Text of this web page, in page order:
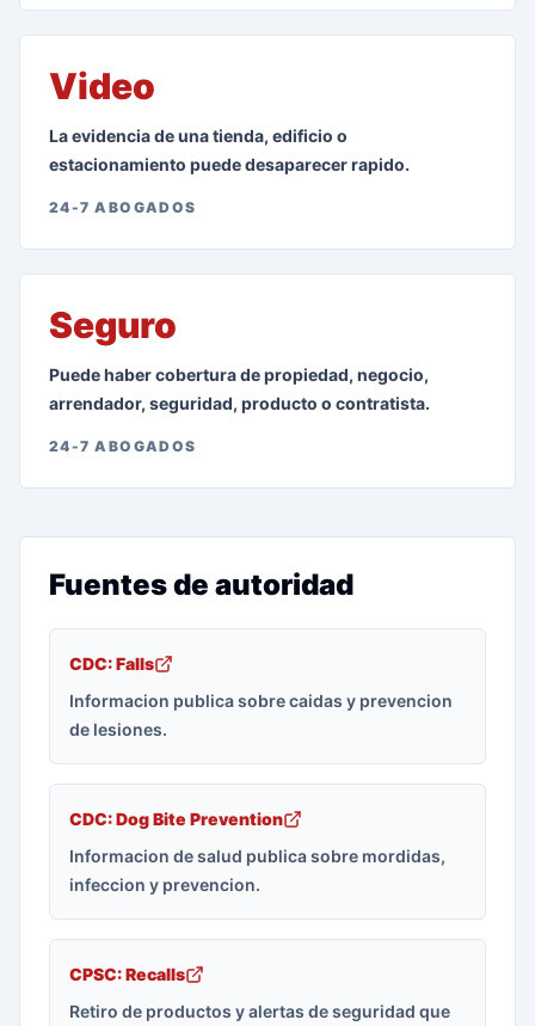
Video
La evidencia de una tienda, edificio o
estacionamiento puede desaparecer rapido.
24-7 ABOGADOS
Seguro
Puede haber cobertura de propiedad, negocio,
arrendador, seguridad, producto o contratista.
24-7 ABOGADOS
Fuentes de autoridad
CDC: Falls
Informacion publica sobre caidas y prevencion
de lesiones.
CDC: Dog Bite Prevention
Informacion de salud publica sobre mordidas,
infeccion y prevencion.
CPSC: Recalls
Retiro de productos y alertas de seguridad que